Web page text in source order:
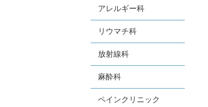
アレルギー科
リウマチ科
放射線科
麻酔科
ペインクリニック